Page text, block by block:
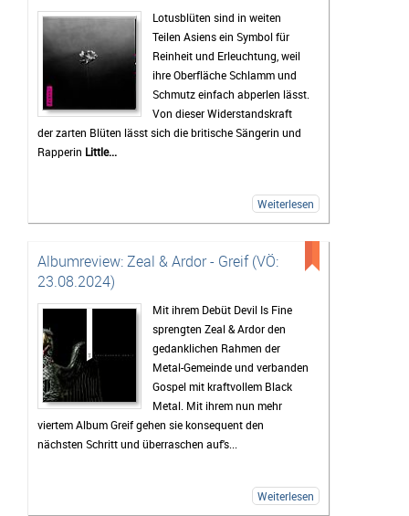
Lotusblüten sind in weiten
Teilen Asiens ein Symbol für
Reinheit und Erleuchtung, weil
ihre Oberfläche Schlamm und
Schmutz einfach abperlen lässt.
Von dieser Widerstandskraft
der zarten Blüten lässt sich die britische Sängerin und
Rapperin Little...
Weiterlesen
Albumreview: Zeal & Ardor - Greif (VÖ:
23.08.2024)
Mit ihrem Debüt Devil Is Fine
sprengten Zeal & Ardor den
gedanklichen Rahmen der
Metal-Gemeinde und verbanden
Gospel mit kraftvollem Black
Metal. Mit ihrem nun mehr
viertem Album Greif gehen sie konsequent den
nächsten Schritt und überraschen auf's...
Weiterlesen